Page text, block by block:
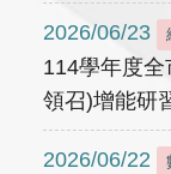
2026/06/23
114學年度
領召)增能研
2026/06/22